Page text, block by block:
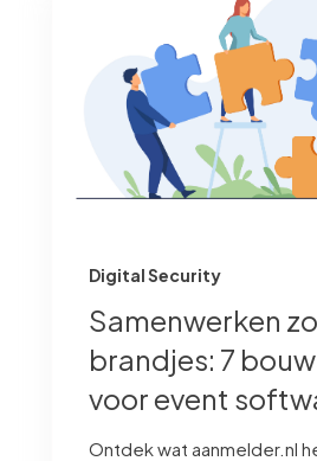
Digital Security
Samenwerken
brandjes: 7
voor event
Ontdek wat aanmelder.nl